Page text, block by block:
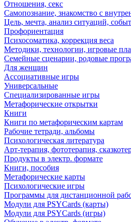
Отношения, секс
Самопознание, знакомство с
Цель, мечта, анализ ситуаций,
Профориентация
Психосоматика, коррекция веса
Методики, технологии, игровые
Семейные сценарии, родовые
Для женщин
Ассоциативные игры
Универсальные
Специализированные игры
Метафорические открытки
Книги
Книги по метафорическим картам
Рабочие тетради, альбомы
Психологическая литература
Арт-терапия, фототерапия,
Продукты в электр. формате
Книги, пособия
Метафорические карты
Психологические игры
Программы для дистанционной
Модули для PSYCards (карты)
Модули для PSYCards (игры)